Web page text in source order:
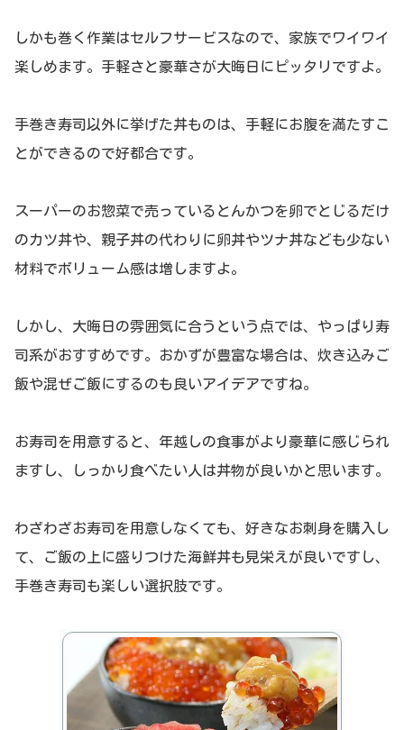
しかも巻く作業はセルフサービスなので、家族でワイワイ
楽しめます。手軽さと豪華さが大晦日にピッタリですよ。
手巻き寿司以外に挙げた丼ものは、手軽にお腹を満たすこ
とができるので好都合です。
スーパーのお惣菜で売っているとんかつを卵でとじるだけ
のカツ丼や、親子丼の代わりに卵丼やツナ丼なども少ない
材料でボリューム感は増しますよ。
しかし、大晦日の雰囲気に合うという点では、やっぱり寿
司系がおすすめです。おかずが豊富な場合は、炊き込みご
飯や混ぜご飯にするのも良いアイデアですね。
お寿司を用意すると、年越しの食事がより豪華に感じられ
ますし、しっかり食べたい人は丼物が良いかと思います。
わざわざお寿司を用意しなくても、好きなお刺身を購入し
て、ご飯の上に盛りつけた海鮮丼も見栄えが良いですし、
手巻き寿司も楽しい選択肢です。